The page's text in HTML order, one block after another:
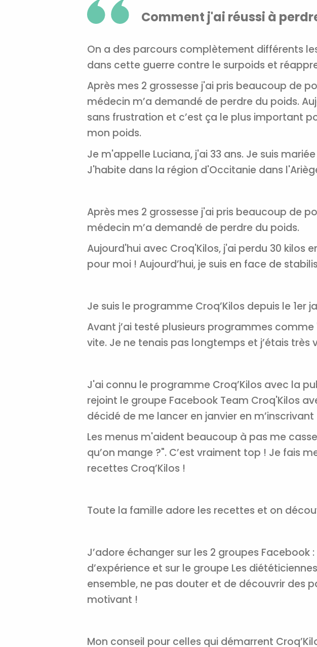
Comment j'ai réussi à
On a des parcours complètement différents
dans cette guerre contre le surpoids et
Après mes 2 grossesse j'ai pris beaucoup de
médecin m’a demandé de perdre du poids.
sans frustration et c’est ça le plus important
mon poids.
Je m'appelle Luciana, j'ai 33 ans. Je suis
J'habite dans la région d'Occitanie dans
Après mes 2 grossesse j'ai pris beaucoup de
médecin m’a demandé de perdre du poids.
Aujourd'hui avec Croq'Kilos, j'ai perdu 30 kilos
pour moi ! Aujourd’hui, je suis en face de
Je suis le programme Croq’Kilos depuis le 1er
Avant j’ai testé plusieurs programmes
vite. Je ne tenais pas longtemps et j’étais très
J'ai connu le programme Croq’Kilos avec la
rejoint le groupe Facebook Team Croq'Kilos
décidé de me lancer en janvier en m’inscrivant
Les menus m'aident beaucoup à pas me
qu’on mange ?". C’est vraiment top ! Je fais
recettes Croq’Kilos !
Toute la famille adore les recettes et on
J’adore échanger sur les 2 groupes
d’expérience et sur le groupe Les
ensemble, ne pas douter et de découvrir des
motivant !
Mon conseil pour celles qui démarrent